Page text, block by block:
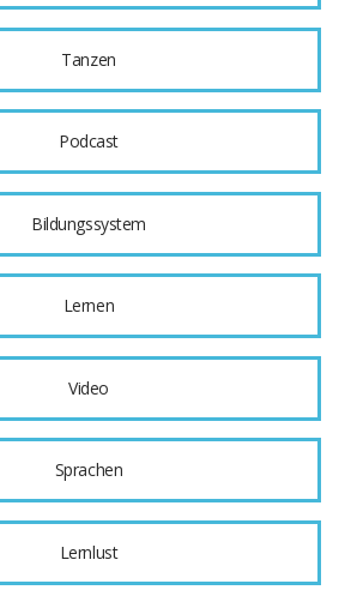
Tanzen
Podcast
Bildungssystem
Lernen
Video
Sprachen
Lernlust